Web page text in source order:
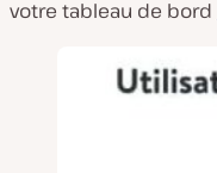
votre tableau de bord